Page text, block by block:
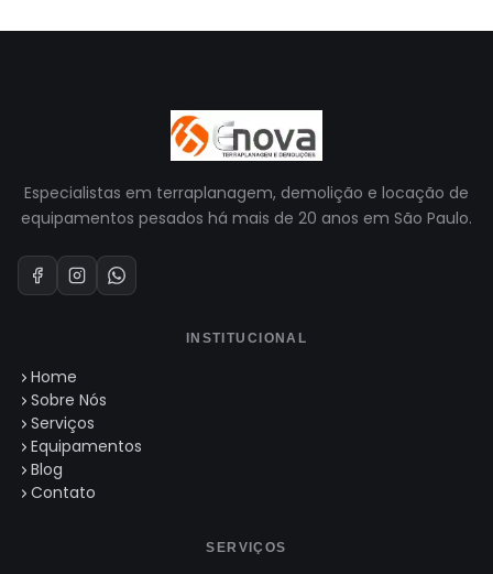
Especialistas em terraplanagem, demolição e locação de
equipamentos pesados há mais de 20 anos em São Paulo.
INSTITUCIONAL
Home
Sobre Nós
Serviços
Equipamentos
Blog
Contato
SERVIÇOS